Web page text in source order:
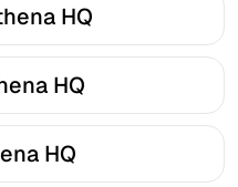
HQ
HQ
HQ